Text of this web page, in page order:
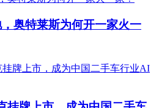
奥特莱斯为何开一家火一